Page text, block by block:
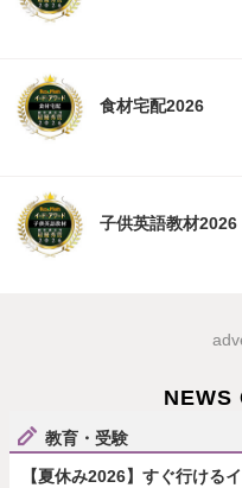
食材宅配2026
子供英語教材2026
NEWS
教育・受験
【夏休み2026】すぐ行けるイ